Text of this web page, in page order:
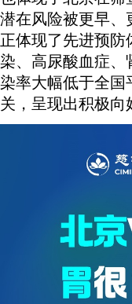
潜在风险被更早、
正体现了先进预
染、高尿酸血症、
染率大幅低于全国
关，呈现出积极向